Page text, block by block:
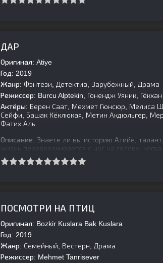
ДАР
Оригинал: Atiye
Год: 2019
Жанр: Фэнтези, Детектив, Зарубежный, Драма
Режиссер: Burcu Alptekin, Гонендж Уяник,
Актёры: Берен Саат, Мехмет Гюнсюр, Мелиса
Сейфи, Башак Кёклюкая, Метин Акдюльгер,
Фатих Аль
Описание: Знаете ли вы историю Атийе,
жизнь переворачивается с ног на голову,
древнему комплексу Гёбекли-Пеке в поисках
ПОСМОТРИ НА ПТИЦ
Оригинал: Bozkir Kuslara Bak Kuslara
Год: 2019
Жанр: Семейный, Вестерн, Драма
Режиссер: Mehmet Tanrisever